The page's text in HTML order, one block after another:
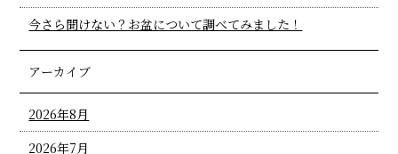
今さら聞けない？お盆について調べてみました！
アーカイブ
2026年8月
2026年7月